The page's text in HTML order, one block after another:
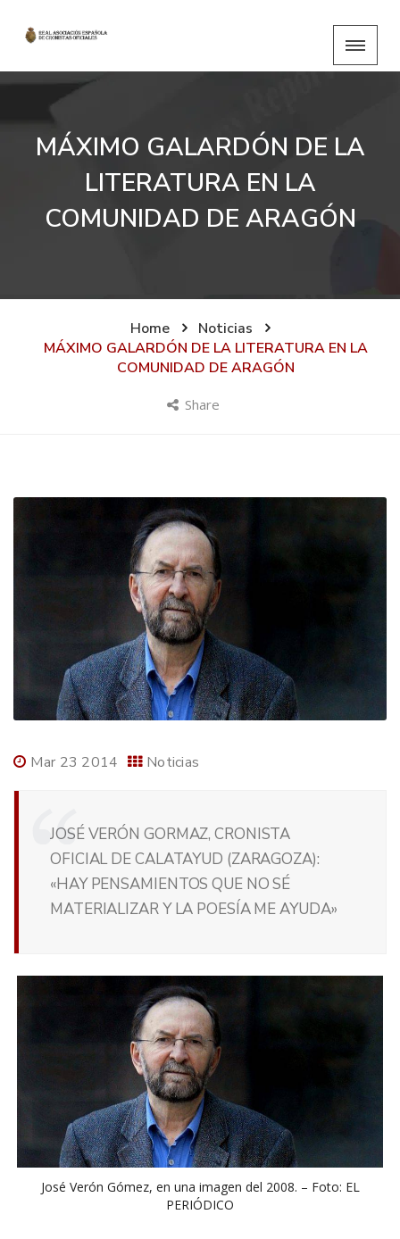
MÁXIMO GALARDÓN DE LA
LITERATURA EN LA
COMUNIDAD DE ARAGÓN
Home
Noticias
MÁXIMO GALARDÓN DE LA LITERATURA EN LA
COMUNIDAD DE ARAGÓN
Share
Mar 23 2014 Noticias
JOSÉ VERÓN GORMAZ, CRONISTA
OFICIAL DE CALATAYUD (ZARAGOZA):
«HAY PENSAMIENTOS QUE NO SÉ
MATERIALIZAR Y LA POESÍA ME AYUDA»
José Verón Gómez, en una imagen del 2008. – Foto: EL
PERIÓDICO